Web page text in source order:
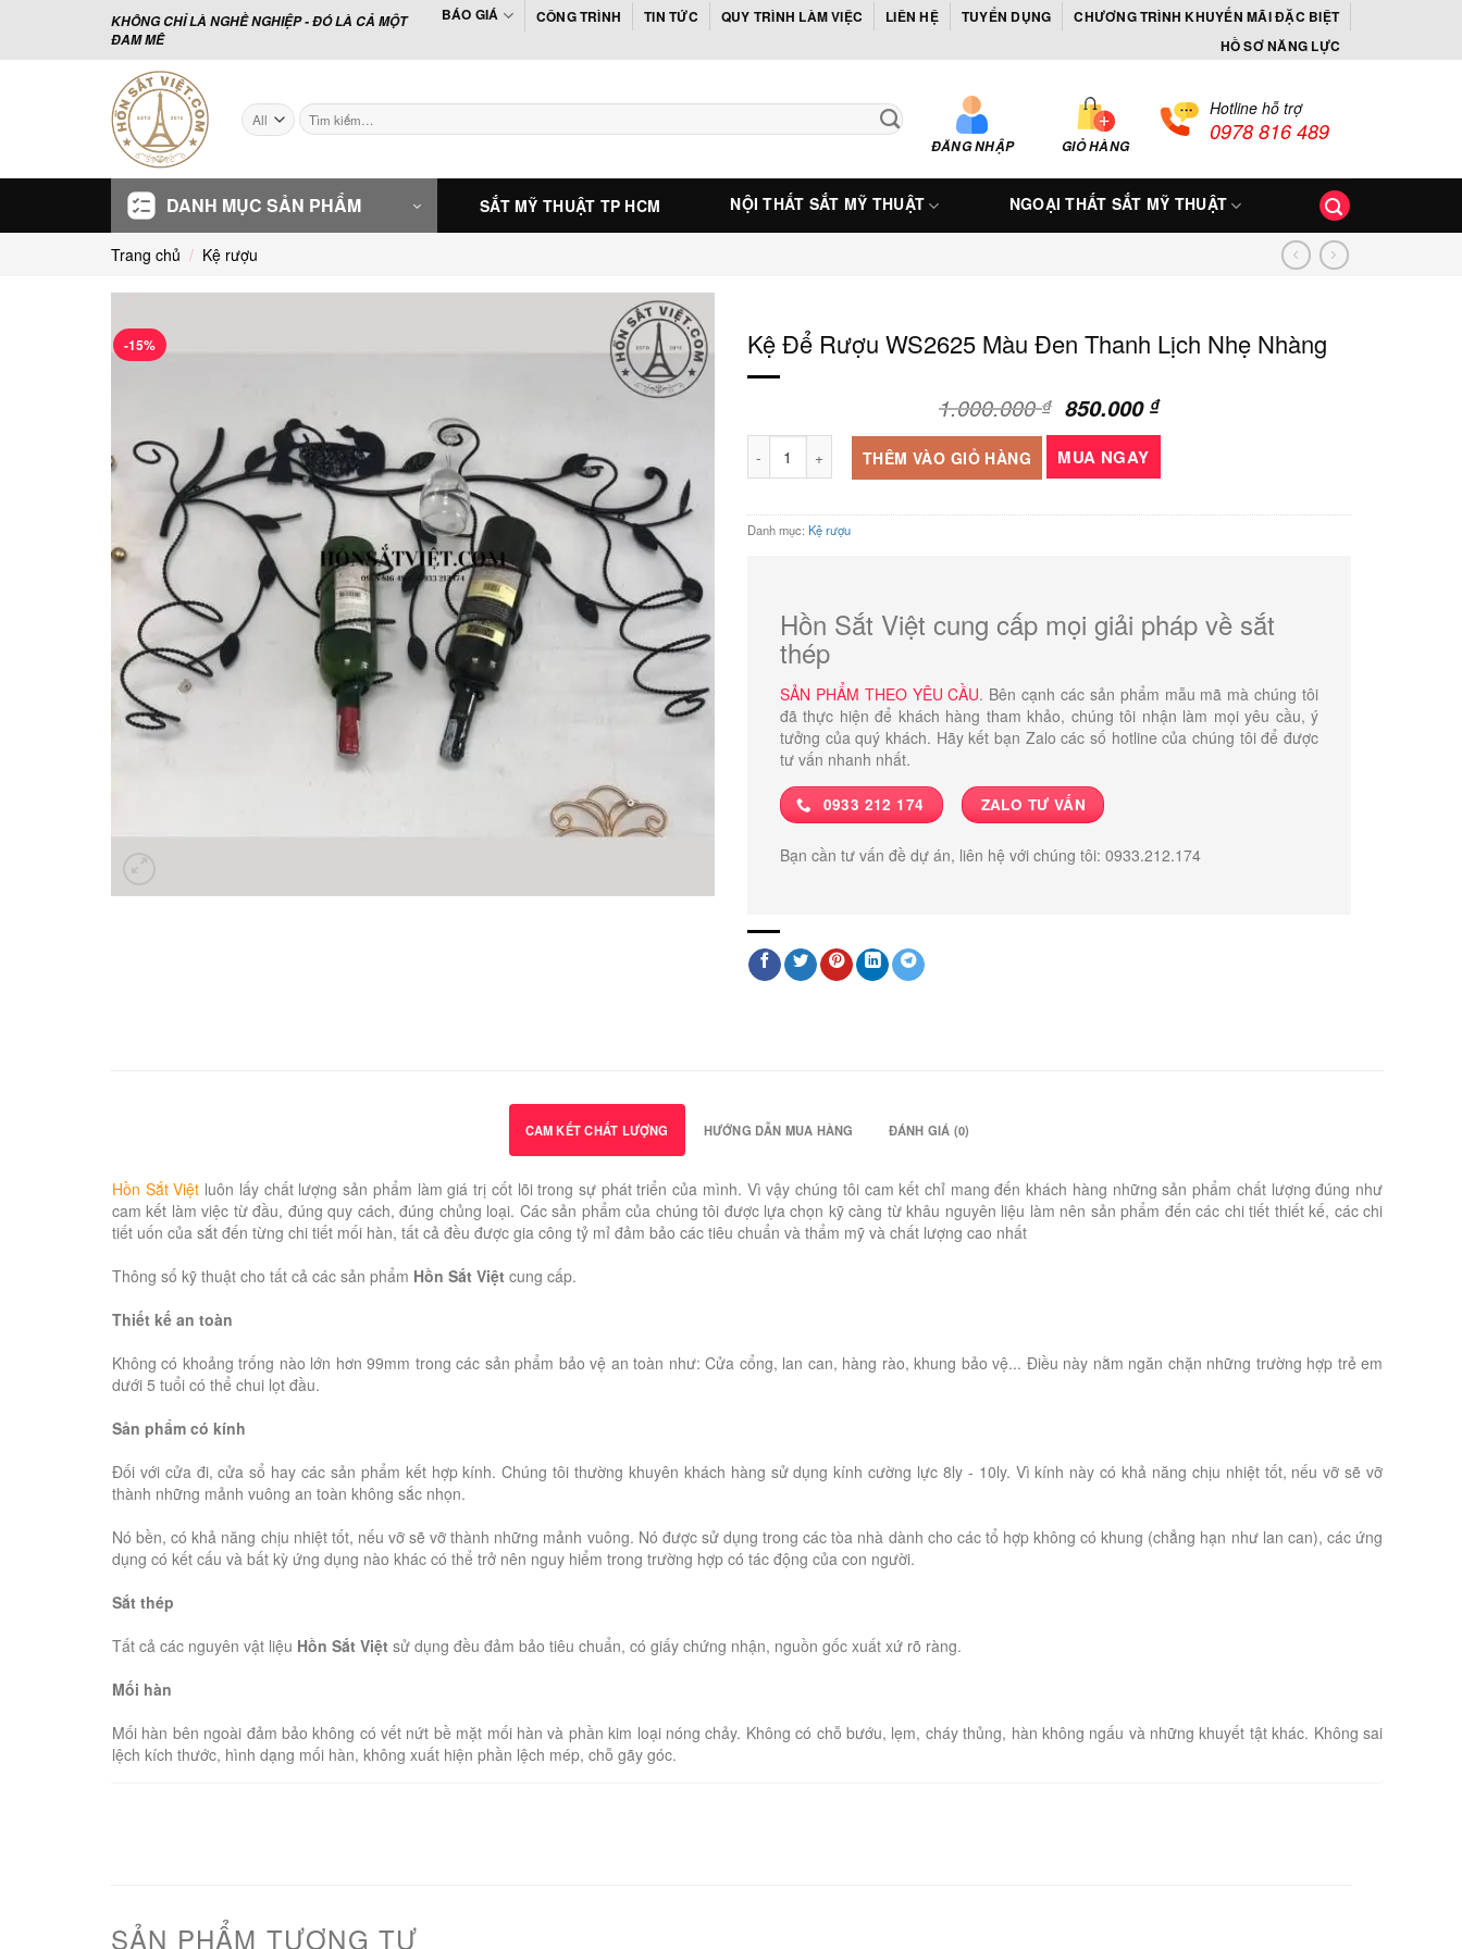
KHÔNG CHỈ LÀ NGHỀ NGHIỆP - ĐÓ LÀ CẢ MỘT
ĐAM MÊ
BÁO GIÁ CÔNG TRÌNH TIN TỨC QUY TRÌNH LÀM VIỆC LIÊN HỆ TUYỂN DỤNG
CHƯƠNG TRÌNH KHUYẾN MÃI ĐẶC BIỆT
HỒ SƠ NĂNG LỰC
Tìm
kiếm:
ĐĂNG NHẬP GIỎ HÀNG
Hotline hỗ trợ
0978 816 489
DANH MỤC SẢN PHẨM SẮT MỸ THUẬT TP HCM NỘI THẤT SẮT MỸ THUẬT NGOẠI THẤT SẮT MỸ THUẬT
Trang chủ / Kệ rượu
-15% Kệ Để Rượu WS2625 Màu Đen Thanh Lịch Nhẹ Nhàng
1.000.000₫ Giá
gốc
là:
1.000.000 ₫.
850.000 ₫Giá
hiện
là:
Kệ Để Rượu WS2625 Màu Đen Thanh Lịch Nhẹ Nhàng số lượng
THÊM VÀO GIỎ HÀNG MUA NGAY
Danh mục: Kệ rượu
Hồn Sắt Việt cung cấp mọi giải pháp về sắt
thép
SẢN PHẨM THEO YÊU CẦU. Bên cạnh các sản phẩm mẫu mã mà chúng tôi
đã thực hiện để khách hàng tham khảo, chúng tôi nhận làm mọi yêu cầu, ý
tưởng của quý khách. Hãy kết bạn Zalo các số hotline của chúng tôi để được
tư vấn nhanh nhất.
0933 212 174 ZALO TƯ VẤN
Bạn cần tư vấn đề dự án, liên hệ với chúng tôi: 0933.212.174
CAM KẾT CHẤT LƯỢNG HƯỚNG DẪN MUA HÀNG ĐÁNH GIÁ (0)
Hồn Sắt Việt luôn lấy chất lượng sản phẩm làm giá trị cốt lõi trong sự phát triển của mình. Vì vậy chúng tôi cam kết chỉ mang đến khách hàng những sản phẩm chất lượng đúng như
cam kết làm việc từ đầu, đúng quy cách, đúng chủng loại. Các sản phẩm của chúng tôi được lựa chọn kỹ càng từ khâu nguyên liệu làm nên sản phẩm đến các chi tiết thiết kế, các chi
tiết uốn của sắt đến từng chi tiết mối hàn, tất cả đều được gia công tỷ mỉ đảm bảo các tiêu chuẩn và thẩm mỹ và chất lượng cao nhất
Thông số kỹ thuật cho tất cả các sản phẩm Hồn Sắt Việt cung cấp.
Thiết kế an toàn
Không có khoảng trống nào lớn hơn 99mm trong các sản phẩm bảo vệ an toàn như: Cửa cổng, lan can, hàng rào, khung bảo vệ... Điều này nằm ngăn chặn những trường hợp trẻ em
dưới 5 tuổi có thể chui lọt đầu.
Sản phẩm có kính
Đối với cửa đi, cửa sổ hay các sản phẩm kết hợp kính. Chúng tôi thường khuyên khách hàng sử dụng kính cường lực 8ly - 10ly. Vì kính này có khả năng chịu nhiệt tốt, nếu vỡ sẽ vỡ
thành những mảnh vuông an toàn không sắc nhọn.
Nó bền, có khả năng chịu nhiệt tốt, nếu vỡ sẽ vỡ thành những mảnh vuông. Nó được sử dụng trong các tòa nhà dành cho các tổ hợp không có khung (chẳng hạn như lan can), các ứng
dụng có kết cấu và bất kỳ ứng dụng nào khác có thể trở nên nguy hiểm trong trường hợp có tác động của con người.
Sắt thép
Tất cả các nguyên vật liệu Hồn Sắt Việt sử dụng đều đảm bảo tiêu chuẩn, có giấy chứng nhận, nguồn gốc xuất xứ rõ ràng.
Mối hàn
Mối hàn bên ngoài đảm bảo không có vết nứt bề mặt mối hàn và phần kim loại nóng chảy. Không có chỗ bướu, lẹm, cháy thủng, hàn không ngấu và những khuyết tật khác. Không sai
lệch kích thước, hình dạng mối hàn, không xuất hiện phần lệch mép, chỗ gãy góc.
SẢN PHẨM TƯƠNG TỰ